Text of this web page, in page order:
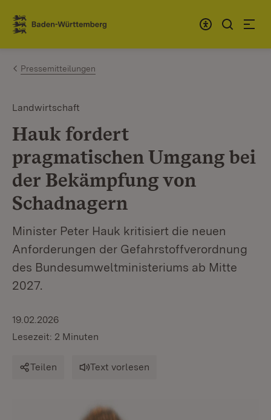
Zum Inhalt springen
Link zur Startseite
Pressemitteilungen
Landwirtschaft
Hauk fordert
pragmatischen Umgang bei
der Bekämpfung von
Schadnagern
Minister Peter Hauk kritisiert die neuen
Anforderungen der Gefahrstoffverordnung
des Bundesumweltministeriums ab Mitte
2027.
19.02.2026
Lesezeit: 2 Minuten
Teilen Text vorlesen